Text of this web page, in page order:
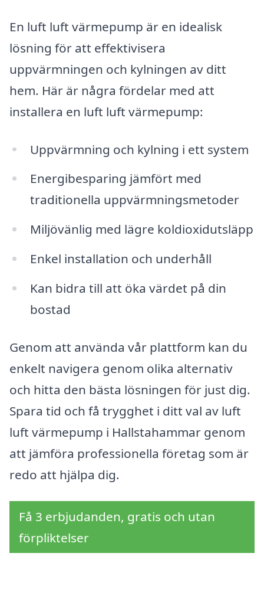
En luft luft värmepump är en idealisk
lösning för att effektivisera
uppvärmningen och kylningen av ditt
hem. Här är några fördelar med att
installera en luft luft värmepump:
Uppvärmning och kylning i ett system
Energibesparing jämfört med
traditionella uppvärmningsmetoder
Miljövänlig med lägre koldioxidutsläpp
Enkel installation och underhåll
Kan bidra till att öka värdet på din
bostad
Genom att använda vår plattform kan du
enkelt navigera genom olika alternativ
och hitta den bästa lösningen för just dig.
Spara tid och få trygghet i ditt val av luft
luft värmepump i Hallstahammar genom
att jämföra professionella företag som är
redo att hjälpa dig.
Få 3 erbjudanden, gratis och utan
förpliktelser